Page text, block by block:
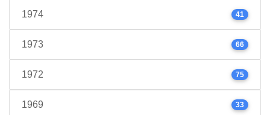
1974 41
1973 66
1972 75
1969 33